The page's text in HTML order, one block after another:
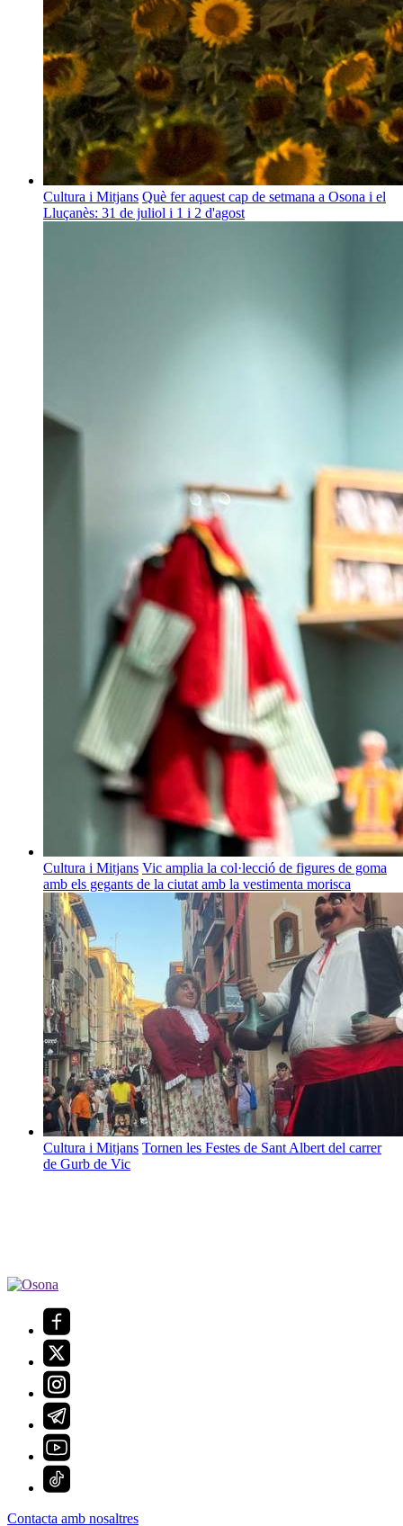
Cultura i Mitjans Què fer aquest cap de setmana a Osona i el
Lluçanès: 31 de juliol i 1 i 2 d'agost
Cultura i Mitjans Vic amplia la col·lecció de figures de goma
amb els gegants de la ciutat amb la vestimenta morisca
Cultura i Mitjans Tornen les Festes de Sant Albert del carrer
de Gurb de Vic
Contacta amb nosaltres